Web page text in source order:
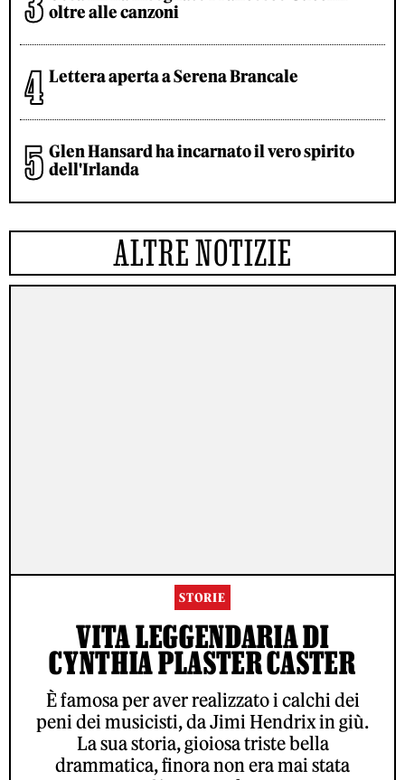
oltre alle canzoni
Lettera aperta a Serena Brancale
Glen Hansard ha incarnato il vero spirito
dell'Irlanda
ALTRE NOTIZIE
STORIE
VITA LEGGENDARIA DI
CYNTHIA PLASTER CASTER
È famosa per aver realizzato i calchi dei
peni dei musicisti, da Jimi Hendrix in giù.
La sua storia, gioiosa triste bella
drammatica, finora non era mai stata